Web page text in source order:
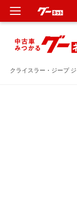
クライスラー・ジープ
新車
中古車